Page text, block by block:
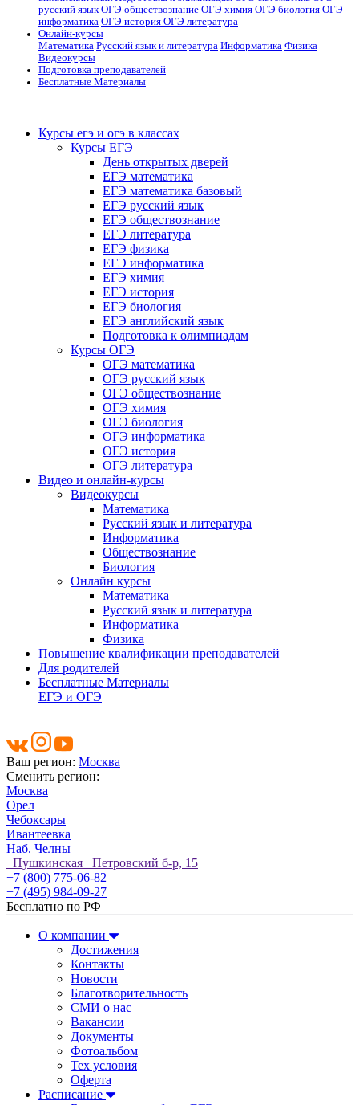
русский язык ОГЭ обществознание ОГЭ химия ОГЭ биология ОГЭ
информатика ОГЭ история ОГЭ литература
Онлайн-курсы
Математика Русский язык и литература Информатика Физика
Видеокурсы
Подготовка преподавателей
Бесплатные Материалы
Курсы егэ и огэ в классах
Курсы ЕГЭ
День открытых дверей
ЕГЭ математика
ЕГЭ математика базовый
ЕГЭ русский язык
ЕГЭ обществознание
ЕГЭ литература
ЕГЭ физика
ЕГЭ информатика
ЕГЭ химия
ЕГЭ история
ЕГЭ биология
ЕГЭ английский язык
Подготовка к олимпиадам
Курсы ОГЭ
ОГЭ математика
ОГЭ русский язык
ОГЭ обществознание
ОГЭ химия
ОГЭ биология
ОГЭ информатика
ОГЭ история
ОГЭ литература
Видео и онлайн-курсы
Видеокурсы
Математика
Русский язык и литература
Информатика
Обществознание
Биология
Онлайн курсы
Математика
Русский язык и литература
Информатика
Физика
Повышение квалификации преподавателей
Для родителей
Бесплатные Материалы
ЕГЭ и ОГЭ
Ваш регион: Москва
Сменить регион:
Москва
Орел
Чебоксары
Ивантеевка
Наб. Челны
Пушкинская Петровский б-р, 15
+7 (800) 775-06-82
+7 (495) 984-09-27
Бесплатно по РФ
О компании
Достижения
Контакты
Новости
Благотворительность
СМИ о нас
Вакансии
Документы
Фотоальбом
Тех условия
Оферта
Расписание